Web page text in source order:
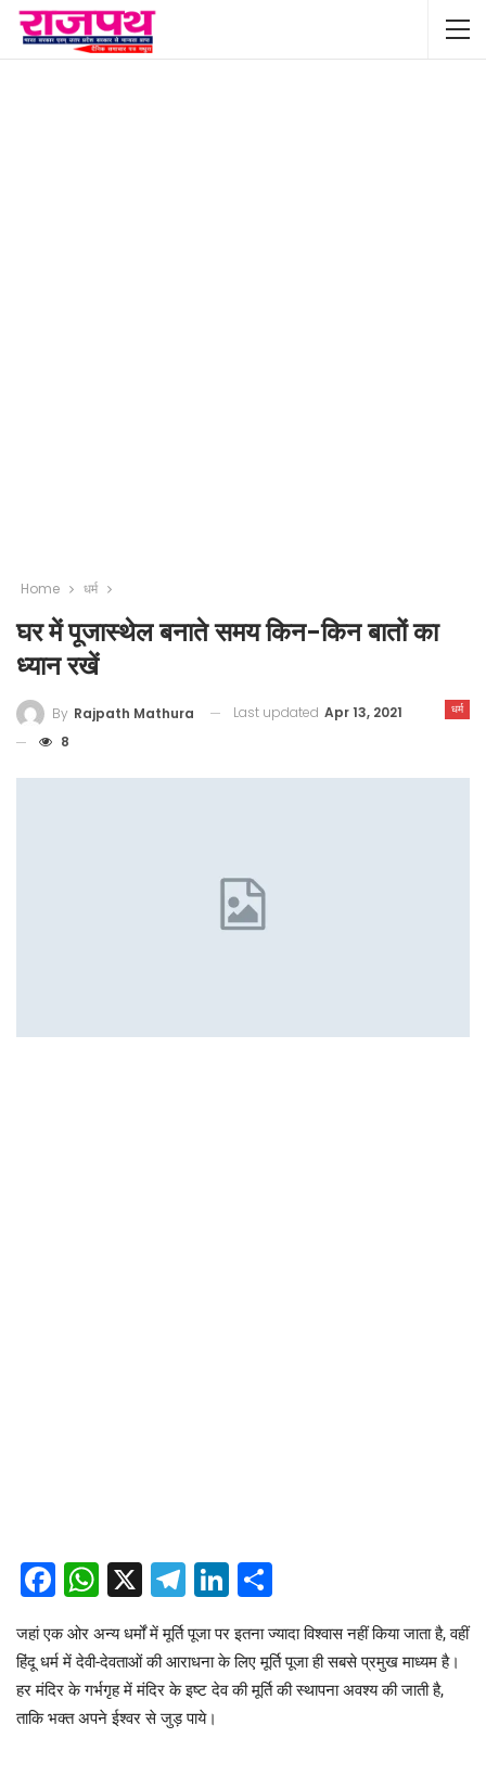
Home धर्म
घर में पूजास्थेल बनाते समय किन-किन बातों का
ध्यान रखें
धर्म
By Rajpath Mathura Last updated Apr 13, 2021
8
Facebook
WhatsApp
X Telegram
LinkedIn
जहां एक ओर अन्य धर्मों में मूर्ति पूजा पर इतना ज्यादा विश्वास नहीं किया जाता है, वहीं
हिंदू धर्म में देवी-देवताओं की आराधना के लिए मूर्ति पूजा ही सबसे प्रमुख माध्यम है।
हर मंदिर के गर्भगृह में मंदिर के इष्ट देव की मूर्ति की स्थापना अवश्य की जाती है,
ताकि भक्त अपने ईश्वर से जुड़ पाये।